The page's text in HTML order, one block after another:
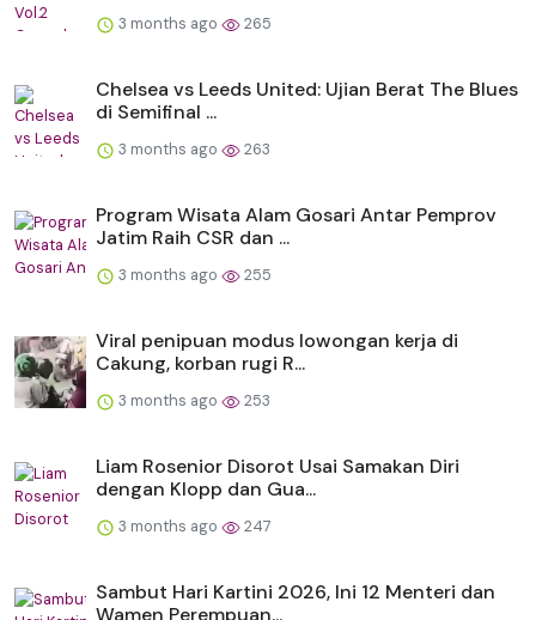
3 months ago 265
Chelsea vs Leeds United: Ujian Berat The Blues
di Semifinal ...
3 months ago 263
Program Wisata Alam Gosari Antar Pemprov
Jatim Raih CSR dan ...
3 months ago 255
Viral penipuan modus lowongan kerja di
Cakung, korban rugi R...
3 months ago 253
Liam Rosenior Disorot Usai Samakan Diri
dengan Klopp dan Gua...
3 months ago 247
Sambut Hari Kartini 2026, Ini 12 Menteri dan
Wamen Perempuan...